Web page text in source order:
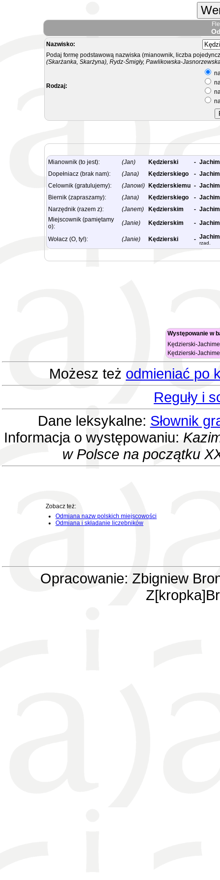
Nazwisko:
Podaj formę podstawową nazwiska (mianownik, liczba
(Skarżanka, Skarżyna), Rydz-Śmigły, Pawlikowska-
Rodzaj:
Mianownik (to jest): (Jan) Kędzierski -
Dopełniacz (brak nam):
(Jana) Kędzierskiego -
Celownik (gratulujemy):
(Janowi) Kędzierskiemu -
Biernik (zapraszamy):
(Jana) Kędzierskiego -
Narzędnik (razem z):
(Janem) Kędzierskim -
Miejscownik (pamiętamy
o):
(Janie) Kędzierskim -
Wołacz (O, ty!): (Janie) Kędzierski -
rzad.
Występowanie w
Kędzierski-
Kędzierski-
Możesz też odmieniać po
Reguły i
Dane leksykalne: Słownik
Informacja o występowaniu:
w Polsce na początku
Zobacz też:
Odmiana nazw polskich miejscowości
Odmiana i składanie liczebników
Opracowanie: Zbigniew